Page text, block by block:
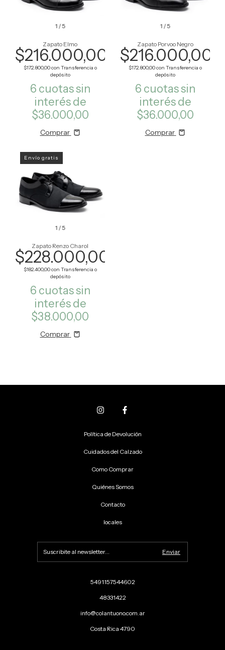
1 /5
Zapato Elmo
$216.000,00
$172.800,00con Transferencia o
depósito
6 cuotas sin
interés de
$36.000,00
Comprar
1 /5
Zapato Porvoo Negro
$216.000,00
$172.800,00con Transferencia o
depósito
6 cuotas sin
interés de
$36.000,00
Comprar
1 /5
Envío gratis
Zapato Renzo Charol
$228.000,00
$182.400,00con Transferencia o
depósito
6 cuotas sin
interés de
$38.000,00
Comprar
Política de Devolución
Cuidados del Calzado
Como Comprar
Quiénes Somos
Contacto
locales
5491157544602
48331422
info@colantuono.com.ar
Costa Rica 4790